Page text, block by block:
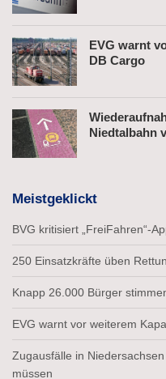
EVG warnt
DB Cargo
Niedtalbahn
Meistgeklickt
BVG kritisiert „FreiFahren“-
250 Einsatzkräfte üben
Knapp 26.000 Bürger
EVG warnt vor weiterem
Zugausfälle in
müssen